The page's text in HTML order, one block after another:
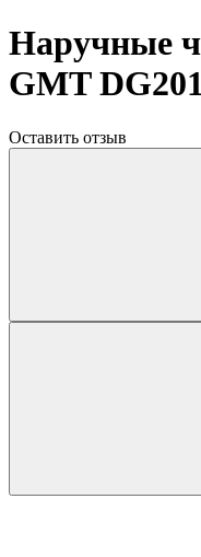
Наручные
GMT
Оставить отзыв